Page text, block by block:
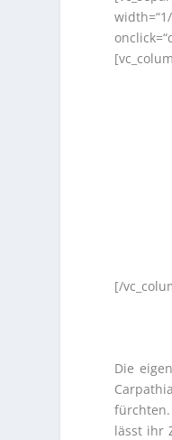
[/
Die
lässt ihr